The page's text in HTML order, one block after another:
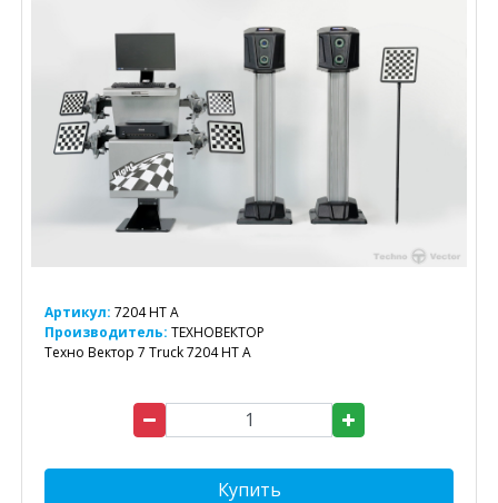
Артикул: 7204 HT A
Производитель: ТЕХНОВЕКТОР
Техно Вектор 7 Truck 7204 HT A
Купить